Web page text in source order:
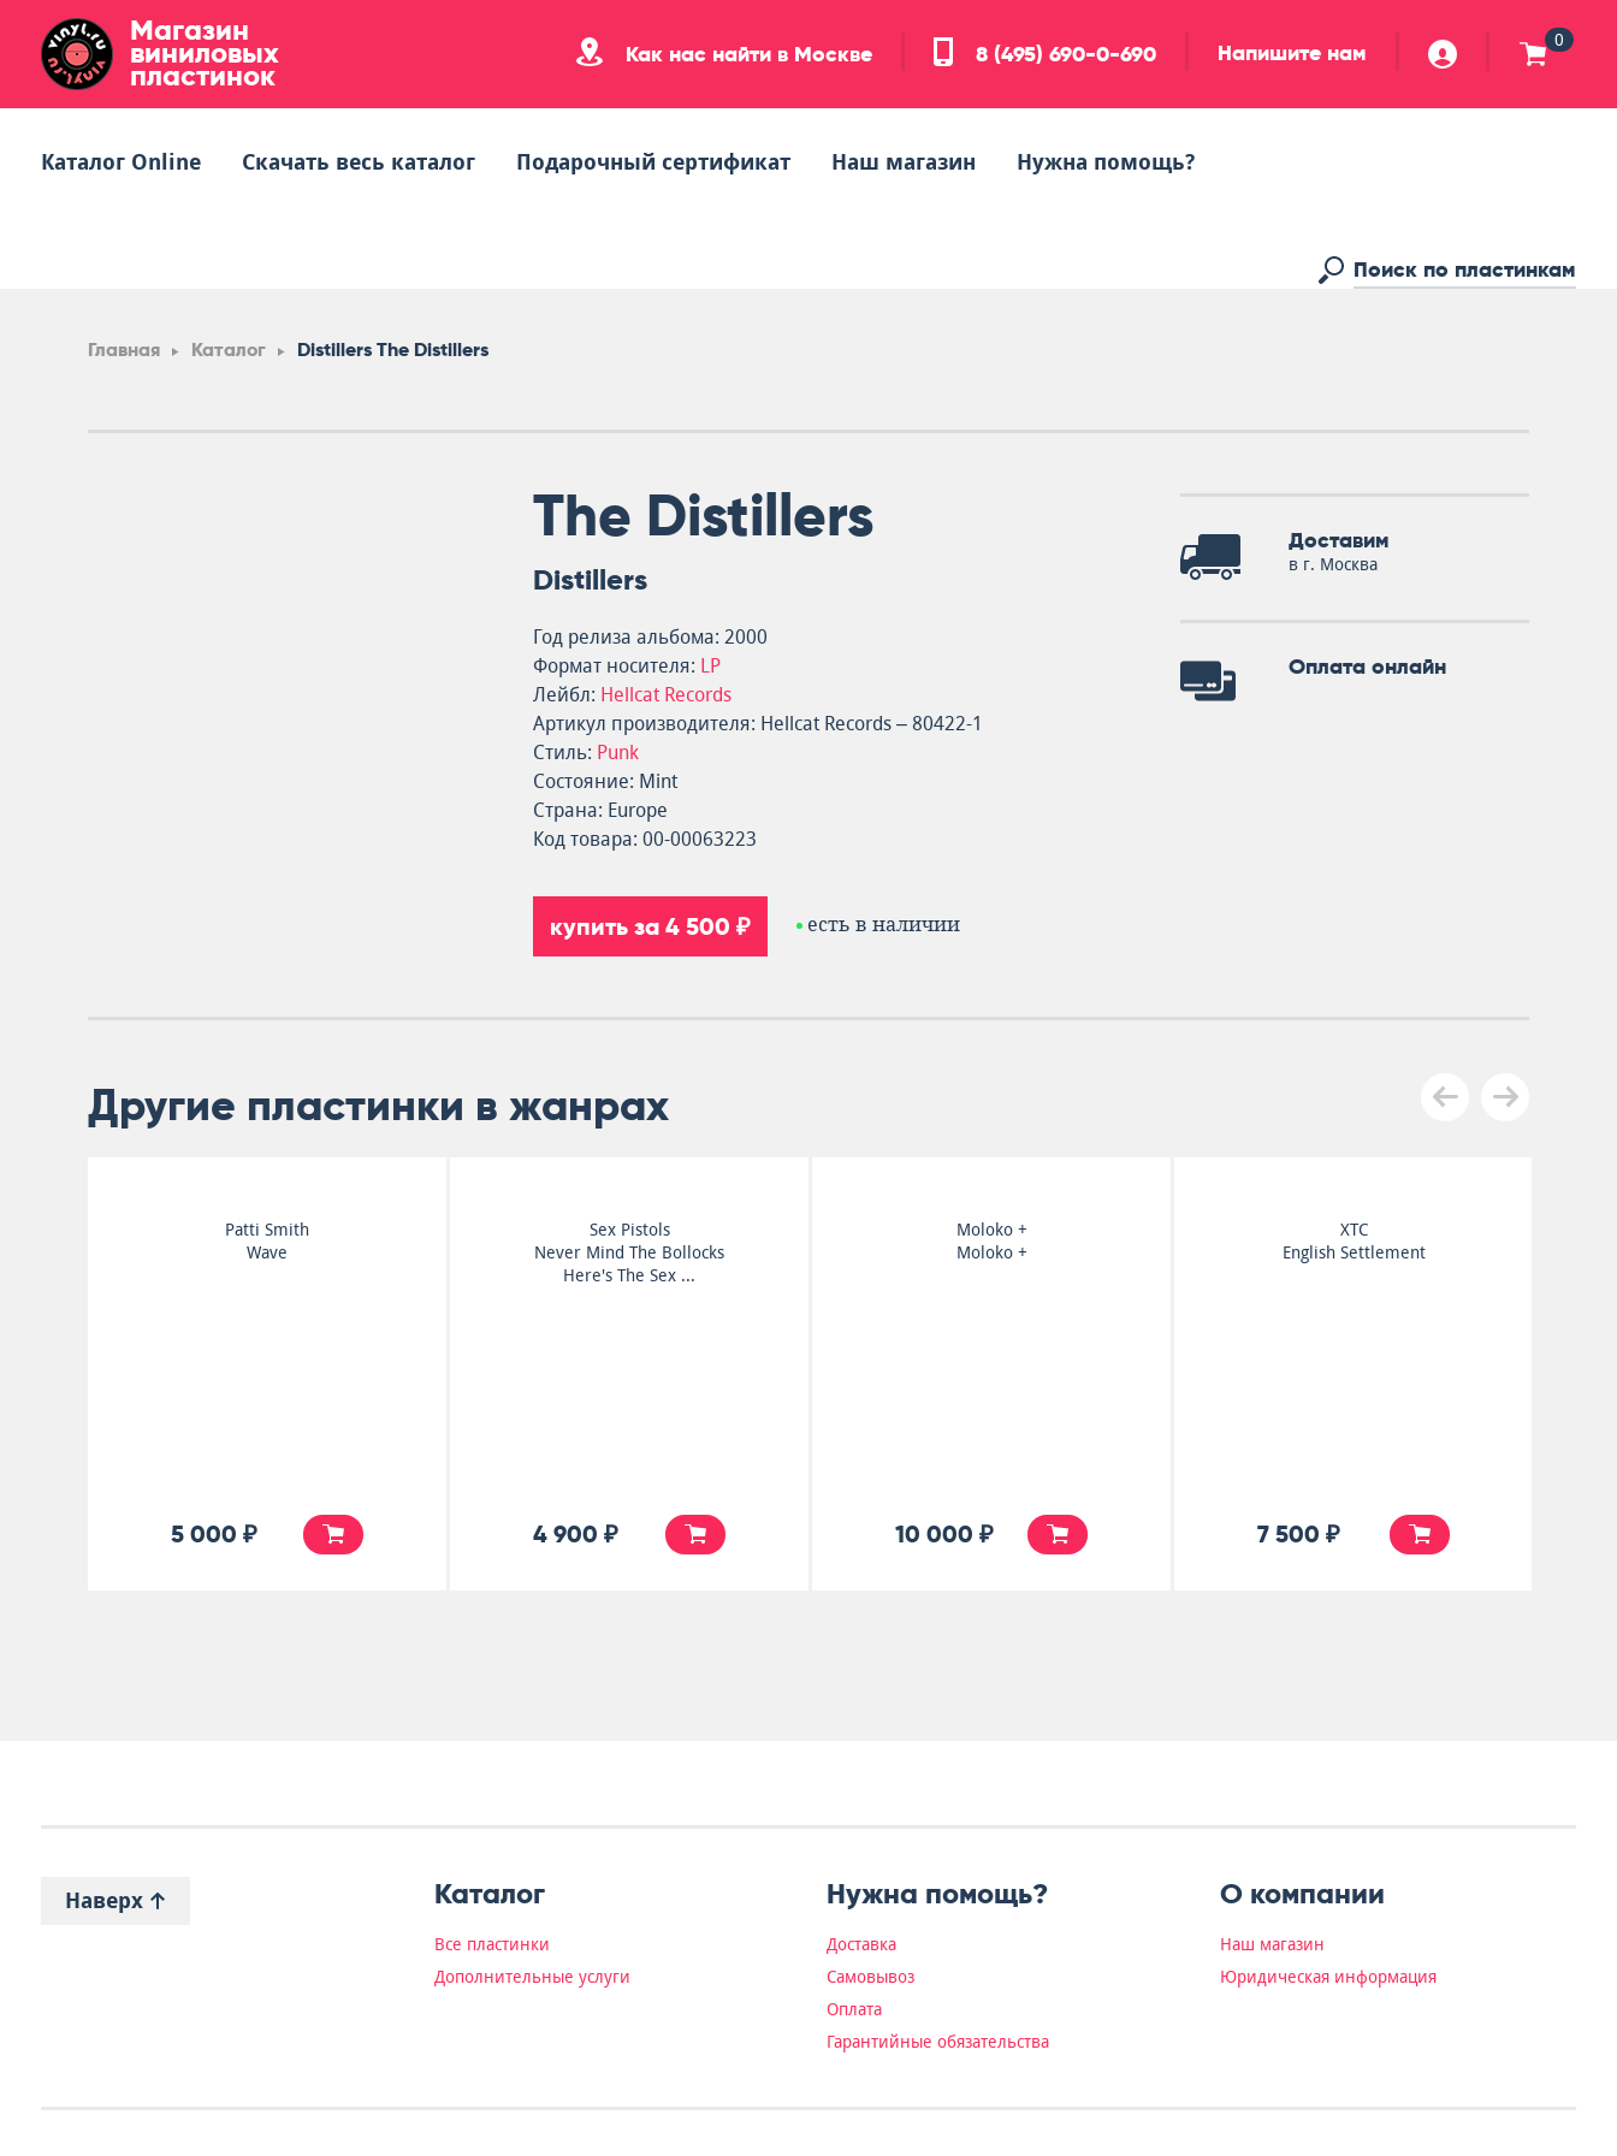
Магазин
виниловых
пластинок
Как нас найти в Москве 8 (495) 690-0-690 Напишите нам 0
Каталог Online Скачать весь каталог Подарочный сертификат Наш магазин Нужна помощь?
Главная Каталог Distillers The Distillers
The Distillers
Distillers
Год релиза альбома: 2000
Формат носителя: LP
Лейбл: Hellcat Records
Артикул производителя: Hellcat Records – 80422-1
Стиль: Punk
Состояние: Mint
Страна: Europe
Код товара: 00-00063223
купить за 4 500 ₽ есть в наличии
Доставим
в г. Москва
Оплата онлайн
Другие пластинки в жанрах
Patti Smith
Wave
5 000 ₽
Sex Pistols
Never Mind The Bollocks
Here's The Sex ...
4 900 ₽
Moloko +
Moloko +
10 000 ₽
XTC
English Settlement
7 500 ₽
Наверх Каталог
Все пластинки
Дополнительные услуги
Нужна помощь?
Доставка
Самовывоз
Оплата
Гарантийные обязательства
О компании
Наш магазин
Юридическая информация